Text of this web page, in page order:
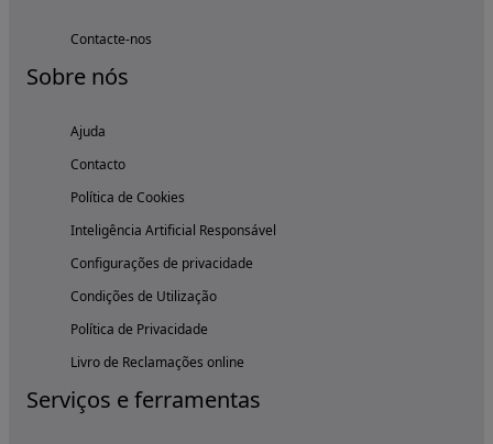
Contacte-nos
Sobre nós
Ajuda
Contacto
Política de Cookies
Inteligência Artificial Responsável
Configurações de privacidade
Condições de Utilização
Política de Privacidade
Livro de Reclamações online
Serviços e ferramentas